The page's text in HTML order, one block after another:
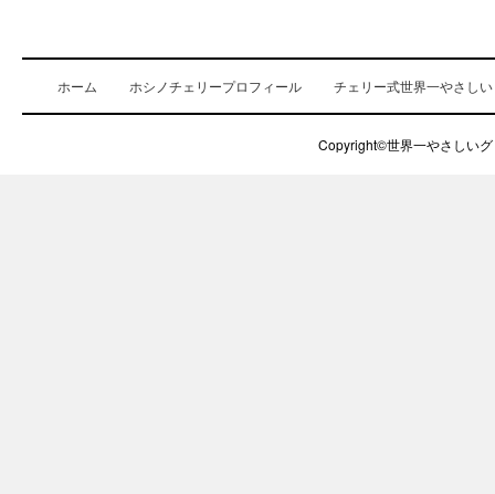
ホーム ホシノチェリープロフィール チェリー式世界一やさし
Copyright©世界一やさしい